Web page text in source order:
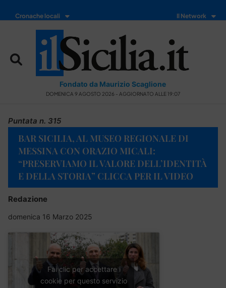
Cronache locali Il Network
Fondato da Maurizio Scaglione
DOMENICA 9 AGOSTO 2026 - AGGIORNATO ALLE 19:07
Puntata n. 315
BAR SICILIA, AL MUSEO REGIONALE DI
MESSINA CON ORAZIO MICALI:
“PRESERVIAMO IL VALORE DELL’IDENTITÀ
E DELLA STORIA” CLICCA PER IL VIDEO
Redazione
domenica 16 Marzo 2025
Fai clic per accettare i
cookie per questo servizio